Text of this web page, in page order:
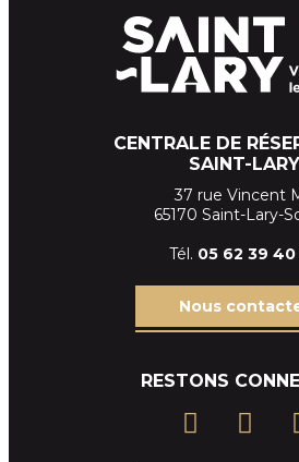
CENTRALE DE
SAINT-LARY
37 rue Vincent
65170 Saint-Lary-
Tél. 05 62 39 40
Nous
RESTONS